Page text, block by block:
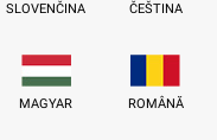
SLOVENČINA ČEŠTINA
MAGYAR ROMÂNĂ